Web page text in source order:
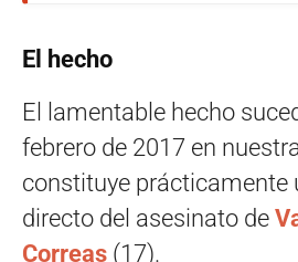
El hecho
El lamentable hecho
febrero de 2017 en
constituye prácticamente
directo del asesinato de
Correas (17).